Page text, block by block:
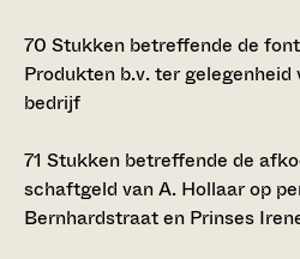
70 Stukken betreffende de
Produkten b.v. ter
bedrijf
71 Stukken betreffende de
schaftgeld van A. Hollaar op
Bernhardstraat en Prinses